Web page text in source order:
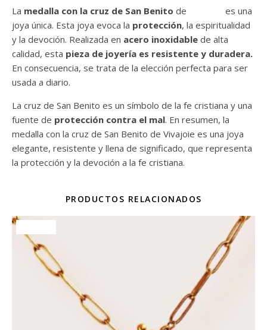
La medalla con la cruz de San Benito de
es una
joya única. Esta joya evoca la protección, la espiritualidad
y la devoción. Realizada en acero inoxidable de alta
calidad, esta pieza de joyería es resistente y duradera.
En consecuencia, se trata de la elección perfecta para ser
usada a diario.
La cruz de San Benito es un símbolo de la fe cristiana y una
fuente de protección contra el mal. En resumen, la
medalla con la cruz de San Benito de Vivajoie es una joya
elegante, resistente y llena de significado, que representa
la protección y la devoción a la fe cristiana.
PRODUCTOS RELACIONADOS